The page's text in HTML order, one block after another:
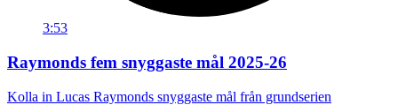
3:53
Raymonds fem snyggaste mål 2025-26
Kolla in Lucas Raymonds snyggaste mål från grundserien